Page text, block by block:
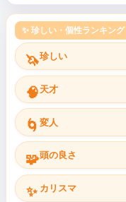
✨ 珍しい・個性ランキング
🦄珍しい
🧠 天才
🌀 変人
🧩頭の良さ
✨ カリスマ